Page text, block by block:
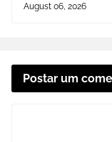
August 06, 2026
Postar um